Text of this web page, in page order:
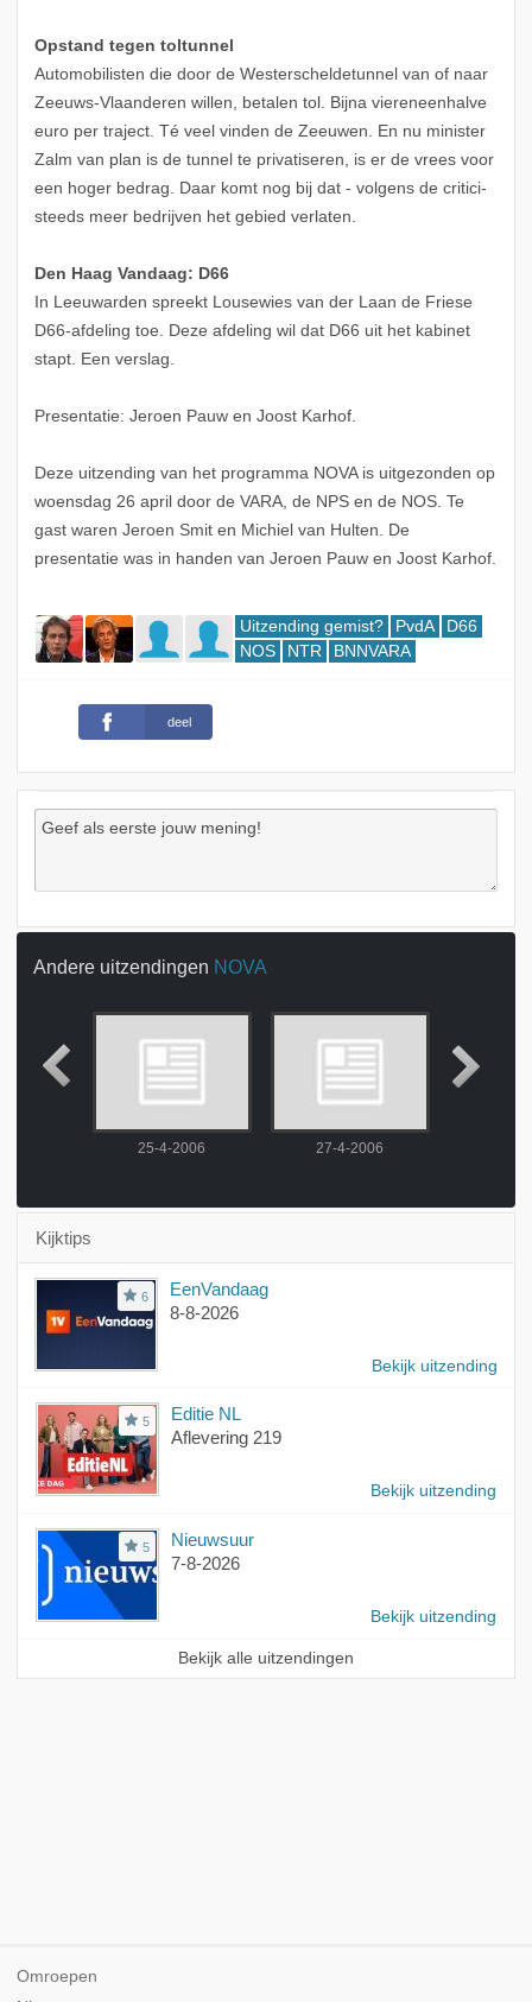
Opstand tegen toltunnel
Automobilisten die door de Westerscheldetunnel van of naar
Zeeuws-Vlaanderen willen, betalen tol. Bijna viereneenhalve
euro per traject. Té veel vinden de Zeeuwen. En nu minister
Zalm van plan is de tunnel te privatiseren, is er de vrees voor
een hoger bedrag. Daar komt nog bij dat - volgens de critici-
steeds meer bedrijven het gebied verlaten.
Den Haag Vandaag: D66
In Leeuwarden spreekt Lousewies van der Laan de Friese
D66-afdeling toe. Deze afdeling wil dat D66 uit het kabinet
stapt. Een verslag.
Presentatie: Jeroen Pauw en Joost Karhof.
Deze uitzending van het programma NOVA is uitgezonden op
woensdag 26 april door de VARA, de NPS en de NOS. Te
gast waren Jeroen Smit en Michiel van Hulten. De
presentatie was in handen van Jeroen Pauw en Joost Karhof.
Uitzending gemist? PvdA
D66
NOS
NTR BNNVARA
deel
Andere uitzendingen NOVA
25-4-2006 27-4-2006
Kijktips
6
EenVandaag
8-8-2026
Bekijk uitzending
5
Editie NL
Aflevering 219
Bekijk uitzending
5
Nieuwsuur
7-8-2026
Bekijk uitzending
Bekijk alle uitzendingen
Omroepen